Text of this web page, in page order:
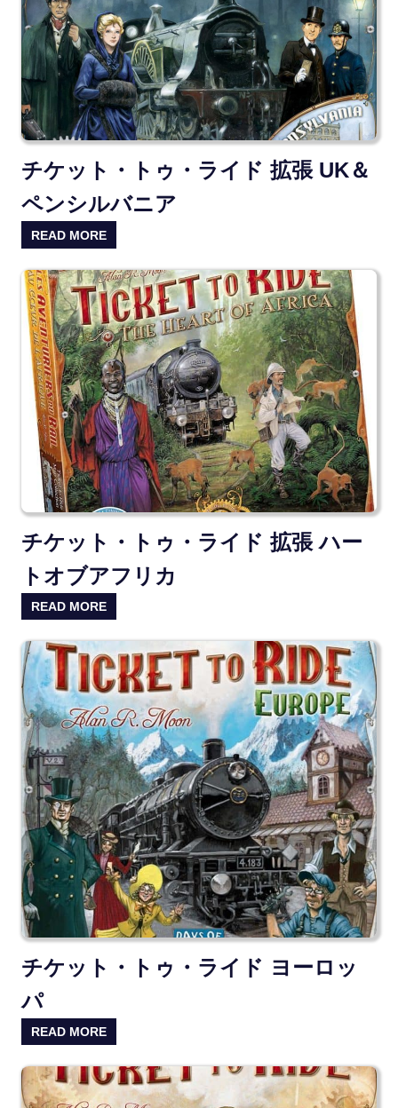
チケット・トゥ・ライド 拡張 UK＆
ペンシルバニア
READ MORE
チケット・トゥ・ライド 拡張 ハー
トオブアフリカ
READ MORE
チケット・トゥ・ライド ヨーロッ
パ
READ MORE